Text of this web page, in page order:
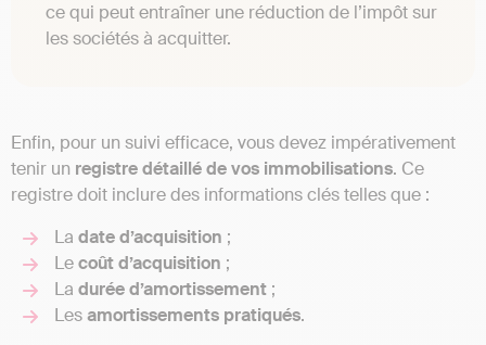
ce qui peut entraîner une réduction de l’impôt sur
les sociétés à acquitter.
Enfin, pour un suivi efficace, vous devez impérativement
tenir un registre détaillé de vos immobilisations. Ce
registre doit inclure des informations clés telles que :
La date d’acquisition ;
Lecoût d’acquisition ;
La durée d’amortissement ;
Lesamortissements pratiqués.